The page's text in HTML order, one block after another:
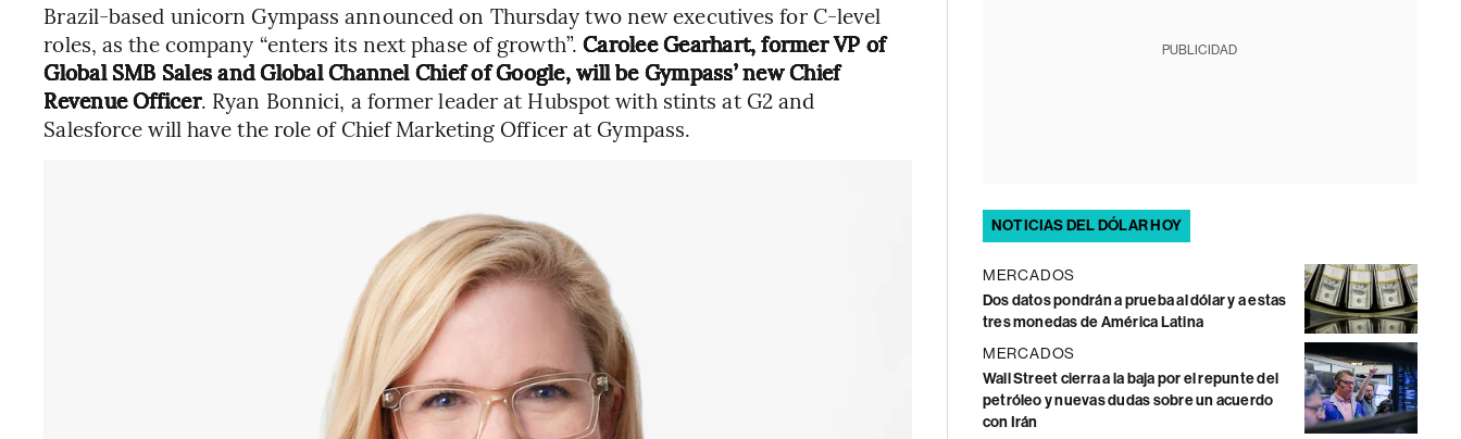
Brazil-based unicorn Gympass announced on Thursday two new executives for C-level
roles, as the company “enters its next phase of growth”. Carolee Gearhart, former VP of
Global SMB Sales and Global Channel Chief of Google, will be Gympass’ new Chief
Revenue Officer. Ryan Bonnici, a former leader at Hubspot with stints at G2 and
Salesforce will have the role of Chief Marketing Officer at Gympass.
PUBLICIDAD
NOTICIAS DEL DÓLAR HOY
MERCADOS
Dos datos pondrán a prueba al dólar y a estas
tres monedas de América Latina
MERCADOS
Wall Street cierra a la baja por el repunte del
petróleo y nuevas dudas sobre un acuerdo
con Irán